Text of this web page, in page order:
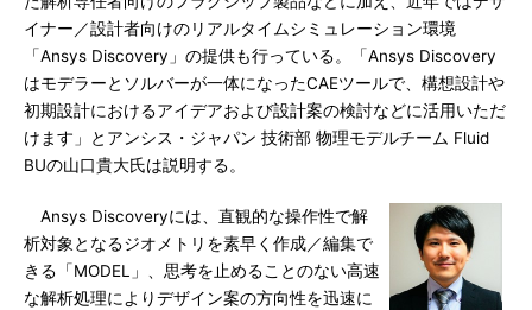
イナー／設計者向けのリアルタイムシミュレーション環境
「Ansys Discovery」の提供も行っている。「Ansys Discovery
はモデラーとソルバーが一体になったCAEツールで、構想設計や
初期設計におけるアイデアおよび設計案の検討などに活用いただ
けます」とアンシス・ジャパン 技術部 物理モデルチーム Fluid
BUの山口貴大氏は説明する。
Ansys Discoveryには、直観的な操作性で解
析対象となるジオメトリを素早く作成／編集で
きる「MODEL」、思考を止めることのない高速
な解析処理によりデザイン案の方向性を迅速に